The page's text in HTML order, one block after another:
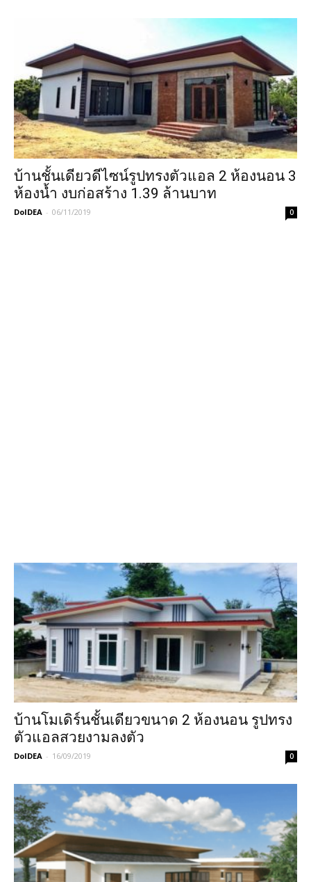
บ้านชั้นเดียวดีไซน์รูปทรงตัวแอล 2 ห้องนอน 3
ห้องน้ำ งบก่อสร้าง 1.39 ล้านบาท
DoIDEA - 06/11/2019 0
บ้านโมเดิร์นชั้นเดียวขนาด 2 ห้องนอน รูปทรง
ตัวแอลสวยงามลงตัว
DoIDEA - 16/09/2019 0